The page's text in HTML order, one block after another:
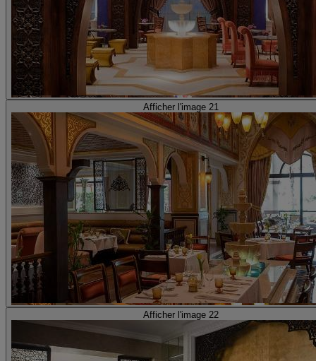
Afficher l'image 21
Afficher l'image 22